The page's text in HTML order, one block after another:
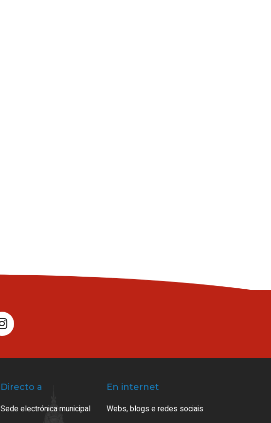
Directo a
Sede electrónica municipal
En internet
Webs, blogs e redes sociais